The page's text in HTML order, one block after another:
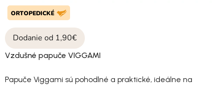
Dodanie od 1,90€
Vzdušné papuče VIGGAMI
Papuče Viggami sú pohodlné a praktické, ideálne na
ORTOPEDICKÉ